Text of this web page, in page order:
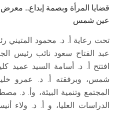
قضايا المرأة وبصمة إبداع.. معرض
عين شمس
تحت رعاية أ. د. محمود
عبد الفتاح سعود نائب رئيس
افتتح أ. د. أسامة السيد عميد
شمس، وبرفقته أ. د. عمرو
المجتمع وتنمية البيئة، وأ. د.
الدراسات العليا، و أ. د. ولاء